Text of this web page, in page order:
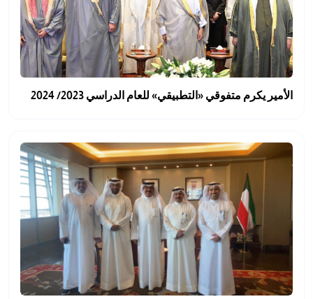
الأمير يكرم متفوقي «التطبيقي» للعام الدراسي 2023/ 2024